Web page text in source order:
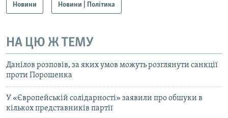
Новини Новини | Політика
НА ЦЮ Ж ТЕМУ
Данілов розповів, за яких умов можуть розглянути санкції
проти Порошенка
У «Європейській солідарності» заявили про обшуки в
кількох представників партії